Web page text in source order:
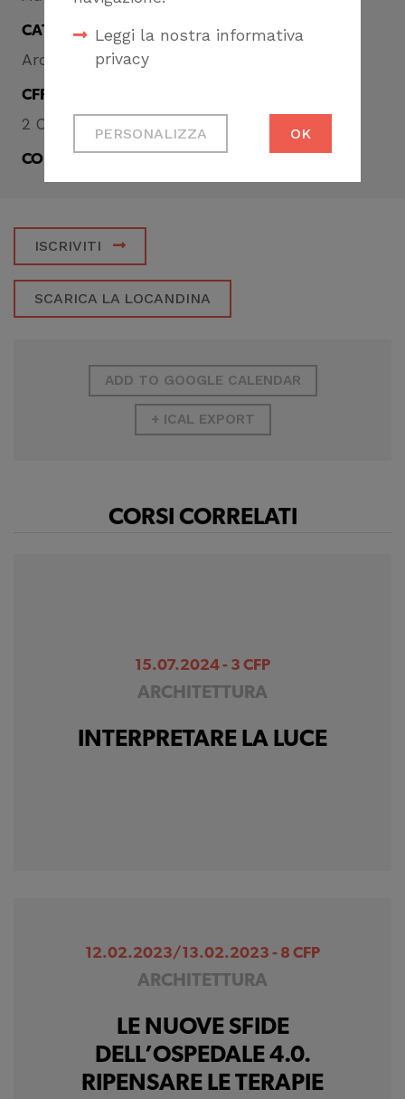
Leggi la nostra informativa
privacy
Cookie tecnici
Necessari per
Cookie di profilazione
Ci permettono di
raccogliere dati
PERSONALIZZA OK
CATEGORIA
Architettura
CFP
2 CFP
CONDIVIDI
ISCRIVITI
SCARICA LA LOCANDINA
ADD TO GOOGLE CALENDAR
+ ICAL EXPORT
CORSI CORRELATI
15.07.2024 - 3 CFP
ARCHITETTURA
INTERPRETARE LA LUCE
12.02.2023/13.02.2023 - 8 CFP
ARCHITETTURA
LE NUOVE SFIDE
DELL’OSPEDALE 4.0.
RIPENSARE LE TERAPIE